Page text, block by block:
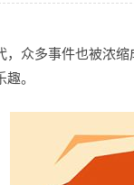
，众多事件也被浓
。